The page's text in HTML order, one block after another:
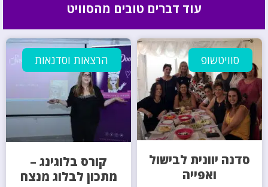
עוד דברים טובים מהסוויט
סוויטשופ
סדנה יוונית לבישול
ואפייה
הרצאות וסדנאות
קורס בלוגינג –
מתכון לבלוג מנצח